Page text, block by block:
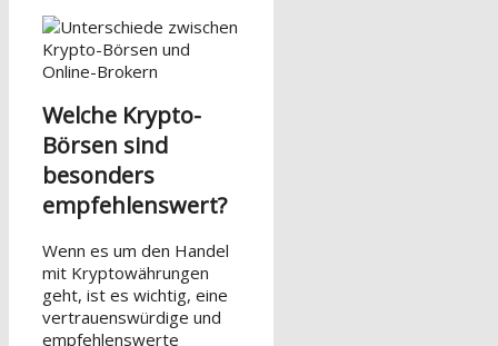
Welche Krypto-
Börsen sind
besonders
empfehlenswert?
Wenn es um den Handel
mit Kryptowährungen
geht, ist es wichtig, eine
vertrauenswürdige und
empfehlenswerte